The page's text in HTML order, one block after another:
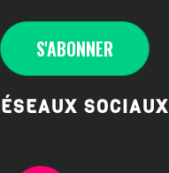
S'ABONNER
SOCIAUX